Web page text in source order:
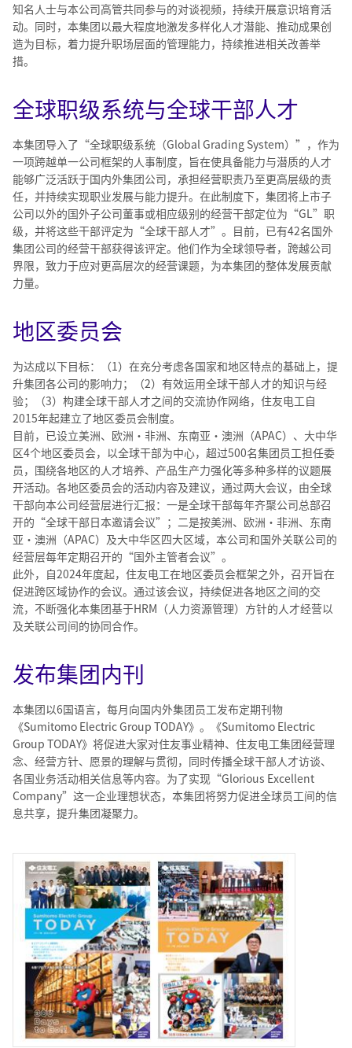
知名人士与本公司高管共同参与的对谈视频，持续开展意识培育活
动。同时，本集团以最大程度地激发多样化人才潜能、推动成果创
造为目标，着力提升职场层面的管理能力，持续推进相关改善举
措。
全球职级系统与全球干部人才
本集团导入了“全球职级系统（Global Grading System）”，作为
一项跨越单一公司框架的人事制度，旨在使具备能力与潜质的人才
能够广泛活跃于国内外集团公司，承担经营职责乃至更高层级的责
任，并持续实现职业发展与能力提升。在此制度下，集团将上市子
公司以外的国外子公司董事或相应级别的经营干部定位为“GL”职
级，并将这些干部评定为“全球干部人才”。目前，已有42名国外
集团公司的经营干部获得该评定。他们作为全球领导者，跨越公司
界限，致力于应对更高层次的经营课题，为本集团的整体发展贡献
力量。
地区委员会
为达成以下目标：（1）在充分考虑各国家和地区特点的基础上，提
升集团各公司的影响力；（2）有效运用全球干部人才的知识与经
验；（3）构建全球干部人才之间的交流协作网络，住友电工自
2015年起建立了地区委员会制度。
目前，已设立美洲、欧洲・非洲、东南亚・澳洲（APAC）、大中华
区4个地区委员会，以全球干部为中心，超过500名集团员工担任委
员，围绕各地区的人才培养、产品生产力强化等多种多样的议题展
开活动。各地区委员会的活动内容及建议，通过两大会议，由全球
干部向本公司经营层进行汇报：一是全球干部每年齐聚公司总部召
开的“全球干部日本邀请会议”；二是按美洲、欧洲・非洲、东南
亚・澳洲（APAC）及大中华区四大区域，本公司和国外关联公司的
经营层每年定期召开的“国外主管者会议”。
此外，自2024年度起，住友电工在地区委员会框架之外，召开旨在
促进跨区域协作的会议。通过该会议，持续促进各地区之间的交
流，不断强化本集团基于HRM（人力资源管理）方针的人才经营以
及关联公司间的协同合作。
发布集团内刊
本集团以6国语言，每月向国内外集团员工发布定期刊物
《Sumitomo Electric Group TODAY》。《Sumitomo Electric
Group TODAY》将促进大家对住友事业精神、住友电工集团经营理
念、经营方针、愿景的理解与贯彻，同时传播全球干部人才访谈、
各国业务活动相关信息等内容。为了实现“Glorious Excellent
Company”这一企业理想状态，本集团将努力促进全球员工间的信
息共享，提升集团凝聚力。